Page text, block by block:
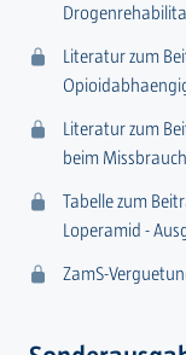
Literatur zum
Literatur zum
beim
Tabelle zum
Loperamid -
ZamS-